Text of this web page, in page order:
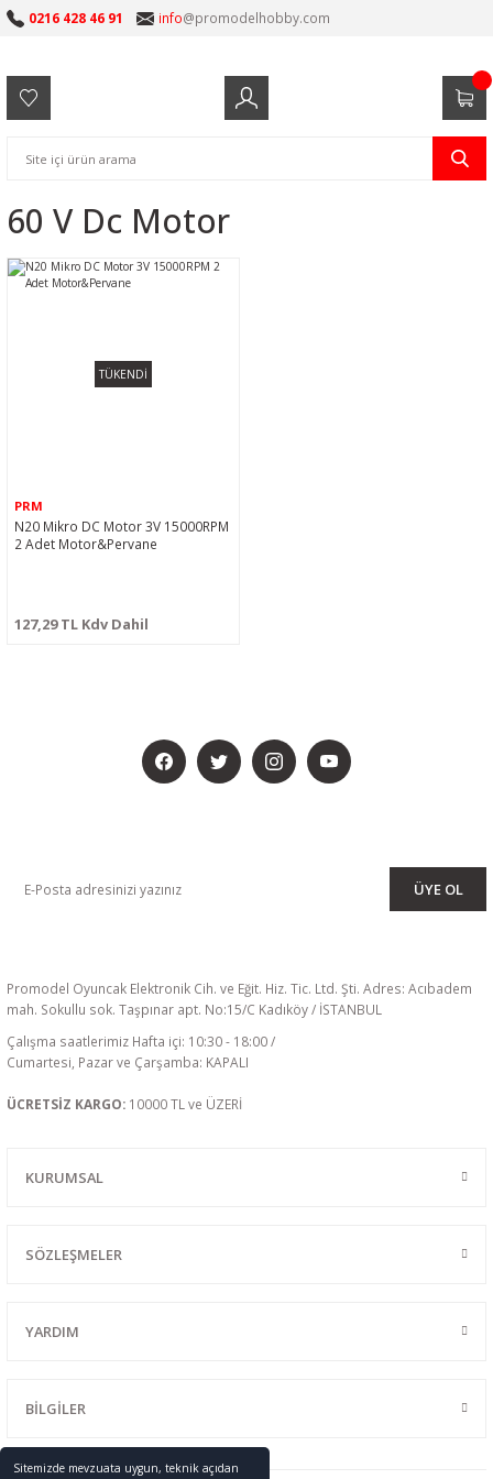
Sitemizde mevzuata uygun, teknik açıdan
0216 428 46 91 info@promodelhobby.com
60 V Dc Motor
TÜKENDİ
PRM
N20 Mikro DC Motor 3V 15000RPM
2 Adet Motor&Pervane
127,29 TL Kdv Dahil
ÜYE OL
Promodel Oyuncak Elektronik Cih. ve Eğit. Hiz. Tic. Ltd. Şti. Adres: Acıbadem
mah. Sokullu sok. Taşpınar apt. No:15/C Kadıköy / İSTANBUL
Çalışma saatlerimiz Hafta içi: 10:30 - 18:00 /
Cumartesi, Pazar ve Çarşamba: KAPALI
ÜCRETSİZ KARGO: 10000 TL ve ÜZERİ
KURUMSAL
SÖZLEŞMELER
YARDIM
BİLGİLER